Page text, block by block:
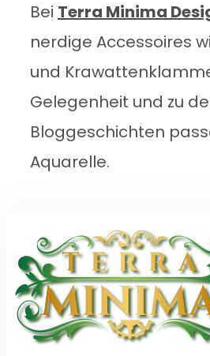
Bei Terra Minima
nerdige Accessoires
und
Gelegenheit und zu
Bloggeschichten
Aquarelle.